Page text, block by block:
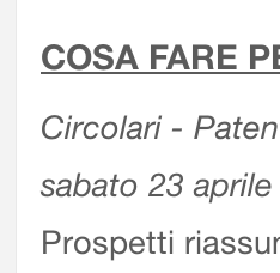
COSA FARE
Circolari -
sabato 23
Prospetti